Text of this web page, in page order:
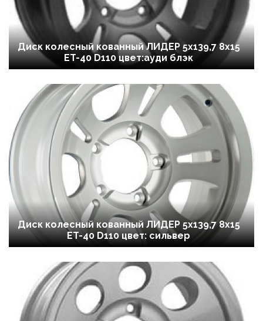
Диск колесный кованный ЛИДЕР 5х139,7 8x15
ET-40 D110 цвет:ауди блэк
Диск колесный кованный ЛИДЕР 5х139,7 8x15
ET-40 D110 цвет: сильвер